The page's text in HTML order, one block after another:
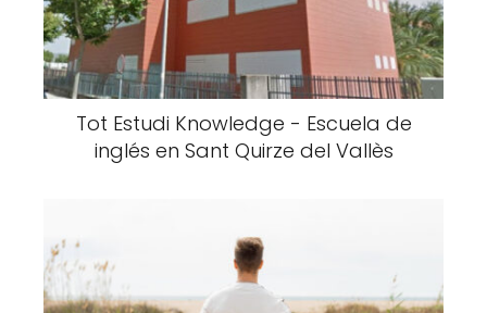
Tot Estudi Knowledge - Escuela de
inglés en Sant Quirze del Vallès